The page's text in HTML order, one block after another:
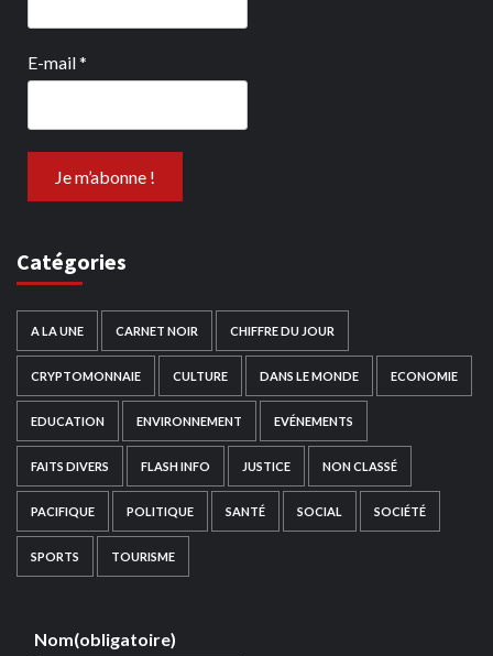
E-mail*
Catégories
A LA UNE CARNET NOIR CHIFFRE DU JOUR
CRYPTOMONNAIE CULTURE DANS LE MONDE ECONOMIE
EDUCATION ENVIRONNEMENT EVÉNEMENTS
FAITS DIVERS FLASH INFO JUSTICE NON CLASSÉ
PACIFIQUE POLITIQUE SANTÉ SOCIAL SOCIÉTÉ
SPORTS TOURISME
Nom(obligatoire)